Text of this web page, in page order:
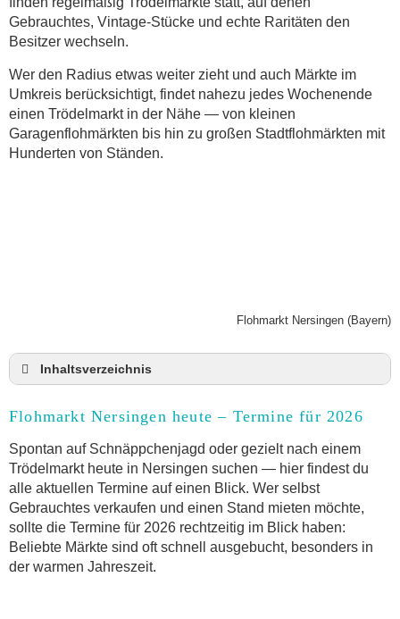
Gebrauchtes, Vintage-Stücke und echte Raritäten den
Besitzer wechseln.
Wer den Radius etwas weiter zieht und auch Märkte im
Umkreis berücksichtigt, findet nahezu jedes Wochenende
einen Trödelmarkt in der Nähe — von kleinen
Garagenflohmärkten bis hin zu großen Stadtflohmärkten mit
Hunderten von Ständen.
Flohmarkt Nersingen (Bayern)
Inhaltsverzeichnis
Anmeldung & Standgebühr auf dem Trödelmarkt
Online-Flohmarkt Nersingen
Welche Trödelmarkt-Typen gibt es?
Aktuelle Flohmarkt-Termine für Nersingen und
Umgebung
Kleinanzeigen Nersingen als Alternative zum
Trödelmarkt
Flohmarkt Nersingen heute – Termine für 2026
Spontan auf Schnäppchenjagd oder gezielt nach einem
Trödelmarkt heute in Nersingen suchen — hier findest du
alle aktuellen Termine auf einen Blick. Wer selbst
Gebrauchtes verkaufen und einen Stand mieten möchte,
sollte die Termine für 2026 rechtzeitig im Blick haben:
Beliebte Märkte sind oft schnell ausgebucht, besonders in
der warmen Jahreszeit.